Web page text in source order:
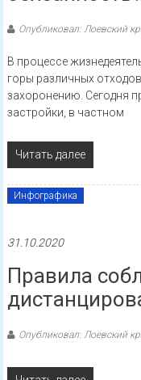
Опубликовал: Лоевский
В процессе
горы различных
захоронению. Сегодня
застройки, в частном
Читать далее
Инфографика
31.10.2020
Правила
Опубликовал: Лоевский